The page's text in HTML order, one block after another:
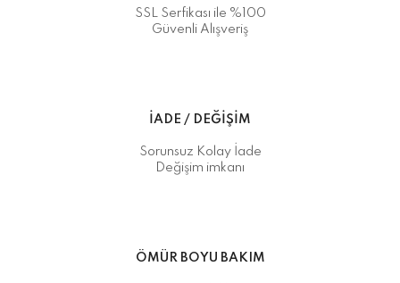
SSL Serfikası ile %100
Güvenli Alışveriş
İADE / DEĞİŞİM
Sorunsuz Kolay İade
Değişim imkanı
ÖMÜR BOYU BAKIM